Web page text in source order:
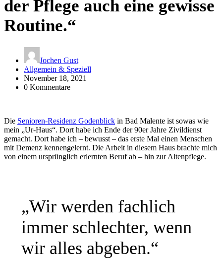
der Pflege auch eine gewisse
Routine.“
Jochen Gust
Allgemein & Speziell
November 18, 2021
0 Kommentare
Die Senioren-Residenz Godenblick in Bad Malente ist sowas wie
mein „Ur-Haus“. Dort habe ich Ende der 90er Jahre Zivildienst
gemacht. Dort habe ich – bewusst – das erste Mal einen Menschen
mit Demenz kennengelernt. Die Arbeit in diesem Haus brachte mich
von einem ursprünglich erlernten Beruf ab – hin zur Altenpflege.
„Wir werden fachlich
immer schlechter, wenn
wir alles abgeben.“